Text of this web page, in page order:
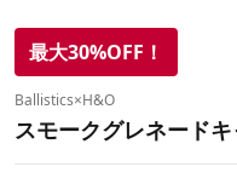
最大30%OFF！
Ballistics×H&O
スモークグレネード